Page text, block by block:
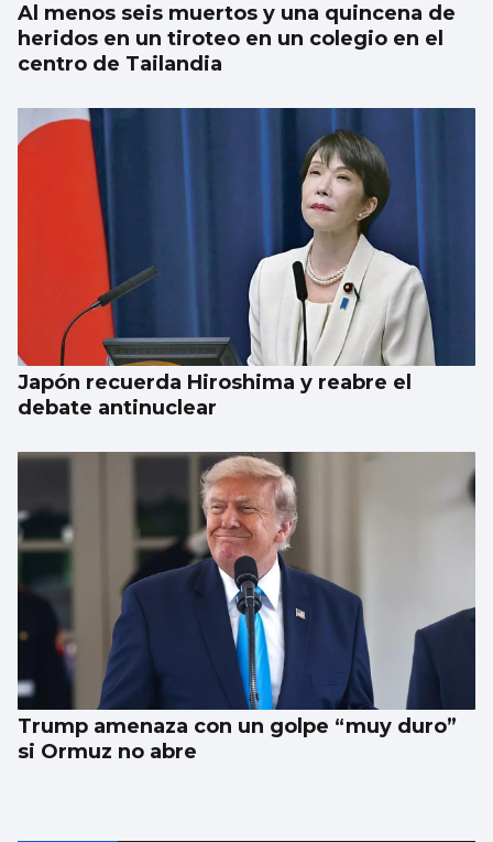
Al menos seis muertos y una quincena de
heridos en un tiroteo en un colegio en el
centro de Tailandia
Japón recuerda Hiroshima y reabre el
debate antinuclear
Trump amenaza con un golpe “muy duro”
si Ormuz no abre